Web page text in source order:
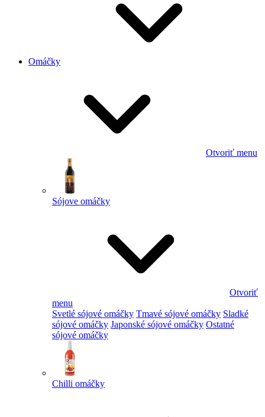
Omáčky
Otvoriť menu
Sójove omáčky
Otvoriť
menu
Svetlé sójové omáčky Tmavé sójové omáčky Sladké
sójové omáčky Japonské sójové omáčky Ostatné
sójové omáčky
Chilli omáčky